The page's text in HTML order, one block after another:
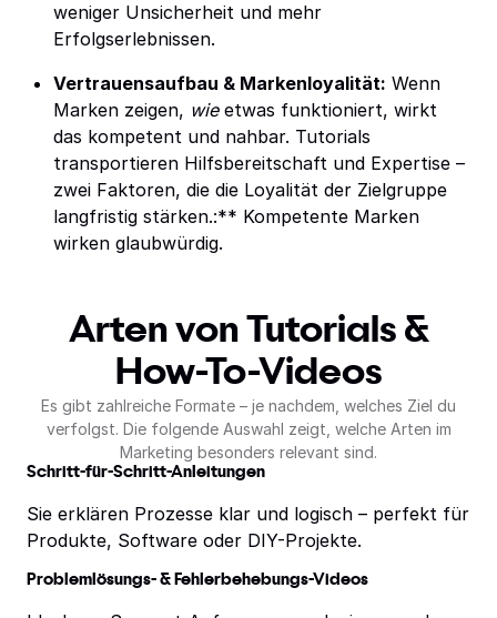
weniger Unsicherheit und mehr
Erfolgserlebnissen.
Vertrauensaufbau & Markenloyalität: Wenn
Marken zeigen, wieetwas funktioniert, wirkt
das kompetent und nahbar. Tutorials
transportieren Hilfsbereitschaft und Expertise –
zwei Faktoren, die die Loyalität der Zielgruppe
langfristig stärken.:** Kompetente Marken
wirken glaubwürdig.
Arten von Tutorials &
How-To-Videos
Es gibt zahlreiche Formate – je nachdem, welches Ziel du
verfolgst. Die folgende Auswahl zeigt, welche Arten im
Marketing besonders relevant sind.
Schritt-für-Schritt-Anleitungen
Sie erklären Prozesse klar und logisch – perfekt für
Produkte, Software oder DIY-Projekte.
Problemlösungs- & Fehlerbehebungs-Videos